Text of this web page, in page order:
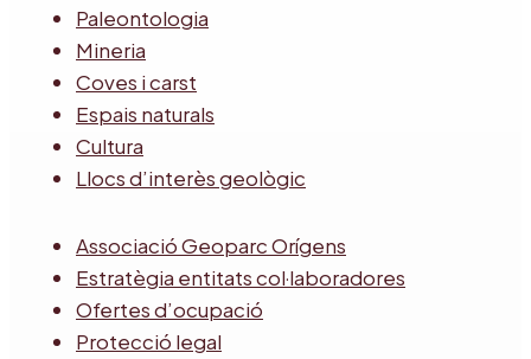
Paleontologia
Mineria
Coves i carst
Espais naturals
Cultura
Llocs d’interès geològic
Associació Geoparc Orígens
Estratègia entitats col·laboradores
Ofertes d’ocupació
Protecció legal